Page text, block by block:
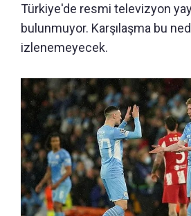
Türkiye'de resmi televizyon
bulunmuyor. Karşılaşma bu
izlenemeyecek.